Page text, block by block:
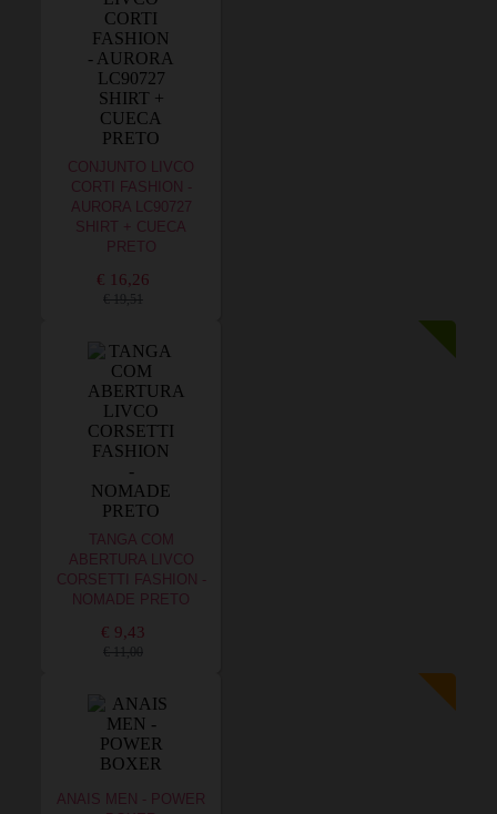
CONJUNTO LIVCO
CORTI FASHION -
AURORA LC90727
SHIRT + CUECA
PRETO
€ 16,26
€ 19,51
TANGA COM
ABERTURA LIVCO
CORSETTI FASHION -
NOMADE PRETO
€ 9,43
€ 11,00
ANAIS MEN - POWER